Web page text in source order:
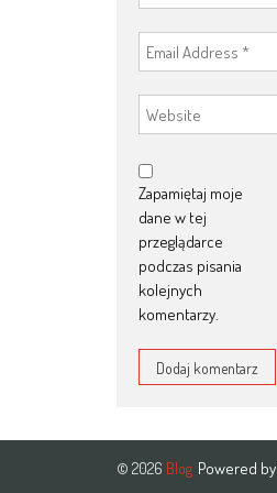
Zapamiętaj moje
dane w tej
przeglądarce
podczas pisania
kolejnych
komentarzy.
© 2026 Blog Powered by